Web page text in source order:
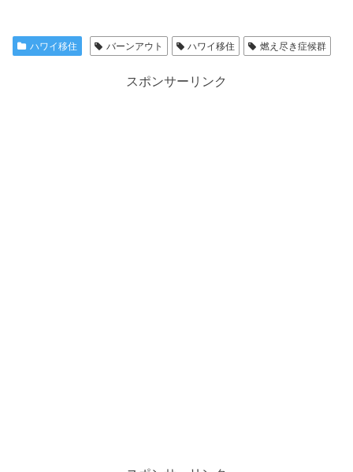
ハワイ移住 バーンアウト ハワイ移住 燃え尽き症候群
スポンサーリンク